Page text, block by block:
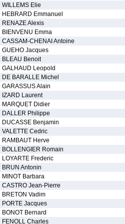
WILLEMS Elie
HEBRARD Emmanuel
RENAZE Alexis
BIENVENU Emma
CASSAM-CHENAI Antoine
GUEHO Jacques
BLEAU Benoit
GALHAUD Leopold
DE BARALLE Michel
GARASSUS Alain
IZARD Laurent
MARQUET Didier
DALLER Philippe
DUCASSE Benjamin
VALETTE Cedric
RAMBAUT Herve
BOLLENGIER Romain
LOYARTE Frederic
BRUN Antonin
MINOT Barbara
CASTRO Jean-Pierre
BRETON Vadim
PORTE Jacques
BONOT Bernard
FENOLL Charles